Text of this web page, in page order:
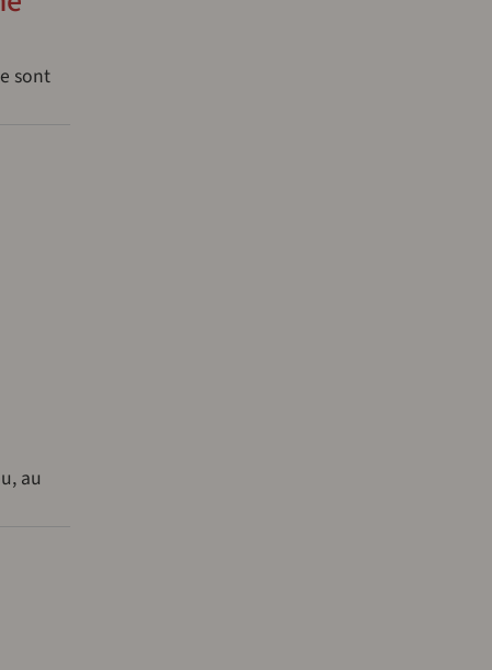
sont
au